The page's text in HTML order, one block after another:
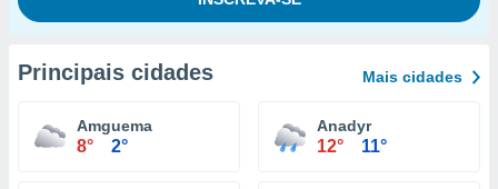
Principais cidades Mais cidades
Amguema
8° 2°
Anadyr
12° 11°